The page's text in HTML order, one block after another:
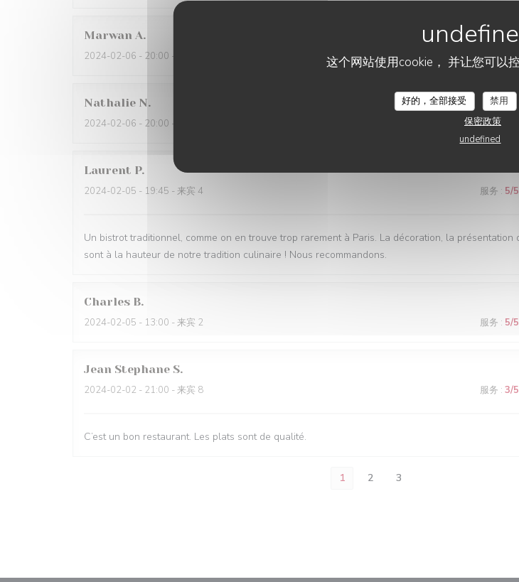
这个网站使用cookie， 并让您可以
好的，全部接受 禁用
保密政策
undefined
Marwan A
2024-02-06 - 20:00 - 来宾 4 服务:5/5
Nathalie N
2024-02-06 - 20:00 - 来宾 2 服务:
Laurent P
2024-02-05 - 19:45 - 来宾 4 服务 : 5/5
Un bistrot traditionnel, comme on en trouve trop rarement à Paris. La décoration, la présentation
sont à la hauteur de notre tradition culinaire ! Nous recommandons.
Charles B
2024-02-05 - 13:00 - 来宾 2 服务 : 5/5
Jean Stephane S
2024-02-02 - 21:00 - 来宾 8 服务 : 3/5
C’est un bon restaurant. Les plats sont de qualité.
1 2 3